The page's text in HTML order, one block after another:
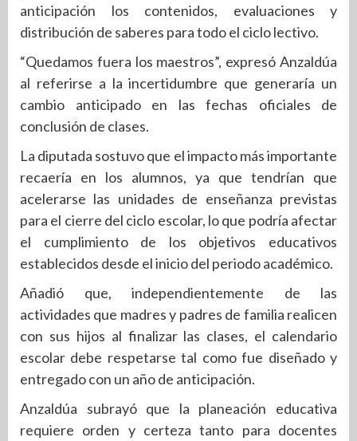
anticipación los contenidos, evaluaciones y
distribución de saberes para todo el ciclo lectivo.
“Quedamos fuera los maestros”, expresó Anzaldúa
al referirse a la incertidumbre que generaría un
cambio anticipado en las fechas oficiales de
conclusión de clases.
La diputada sostuvo que el impacto más importante
recaería en los alumnos, ya que tendrían que
acelerarse las unidades de enseñanza previstas
para el cierre del ciclo escolar, lo que podría afectar
el cumplimiento de los objetivos educativos
establecidos desde el inicio del periodo académico.
Añadió que, independientemente de las
actividades que madres y padres de familia realicen
con sus hijos al finalizar las clases, el calendario
escolar debe respetarse tal como fue diseñado y
entregado con un año de anticipación.
Anzaldúa subrayó que la planeación educativa
requiere orden y certeza tanto para docentes